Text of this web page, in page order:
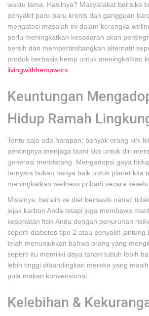
waktu lama. Hasilnya? Masyarakat berisiko
penyakit paru-paru kronis dan gangguan
mengatasi masalah ini dalam kerangka
perlu meningkatkan kesadaran akan
bersih dan mempertimbangkan alternatif
produk berbasis hemp untuk meningkatkan
livingwithhempworx
Keuntungan
Hidup Ramah
Tentu saja ada harapan; banyak orang kini
pentingnya menjaga bumi kita untuk diri
generasi mendatang. Mengadopsi gaya
ternyata bukan hanya baik untuk planet kita
meningkatkan wellness pribadi secara
Misalnya, beralih ke diet berbasis nabati
jejak karbon Anda tetapi juga membawa
kesehatan fisik Anda dengan penurunan
seperti diabetes tipe 2 atau penyakit
telah menunjukkan bahwa orang yang
seperti itu memiliki daya tahan tubuh lebih
lebih tinggi dibandingkan mereka yang
pola makan konvensional.
Kelebihan &